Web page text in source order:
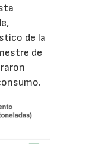
de la
de